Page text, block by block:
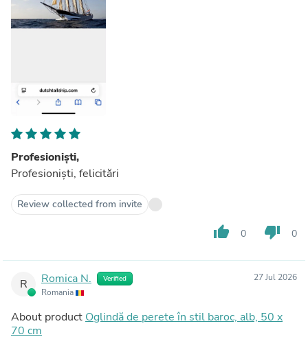
Profesioniști,
Profesioniști, felicitări
Review collected from invite
thumb_up 0 thumb_down 0
R Romica N. Verified
Romania
27 Jul 2026
About product Oglindă de perete în stil baroc, alb, 50 x
70 cm